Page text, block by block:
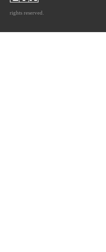
rights reserved.